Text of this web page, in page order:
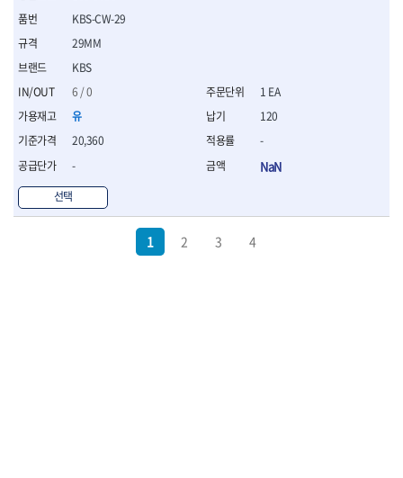
KBS
6 / 0
유
20,360
-
선택
KBS-CW-29
29MM
1 EA
120
-
NaN
1 2 3 4